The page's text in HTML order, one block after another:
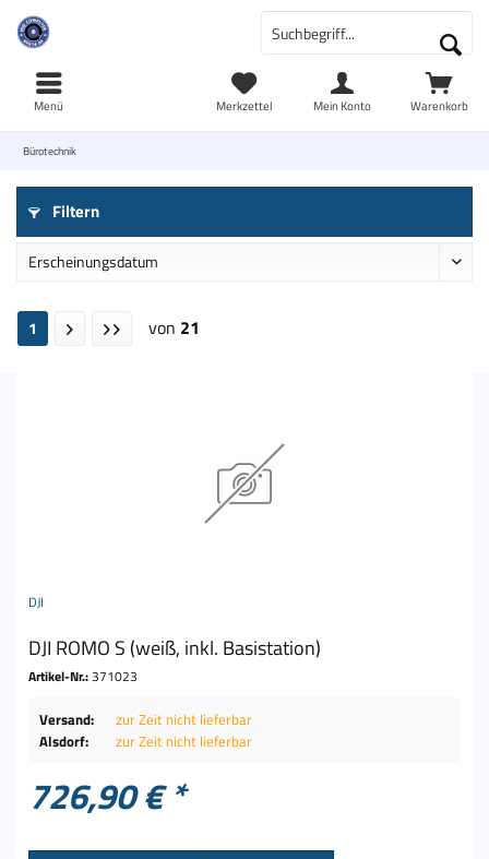
Warenkorb
Merkzettel Mein Konto
Menü
Bürotechnik
Filtern
1 von 21
DJI
DJI ROMO S (weiß, inkl. Basistation)
Artikel-Nr.:371023
Versand:
zur Zeit nicht lieferbar
Alsdorf:
zur Zeit nicht lieferbar
726,90 € *